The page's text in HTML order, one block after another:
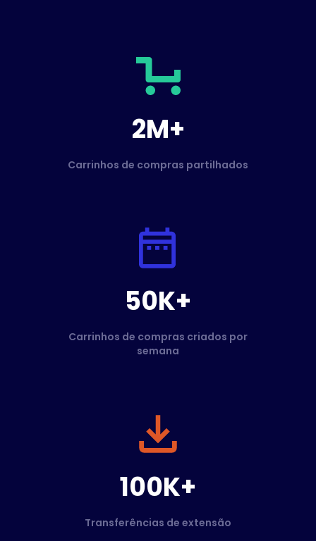
2M+
Carrinhos de compras partilhados
50K+
Carrinhos de compras criados por
semana
100K+
Transferências de extensão